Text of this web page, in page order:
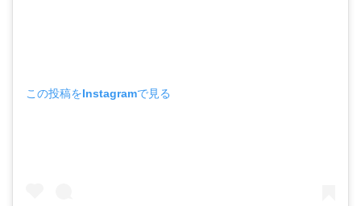
この投稿をInstagramで見る